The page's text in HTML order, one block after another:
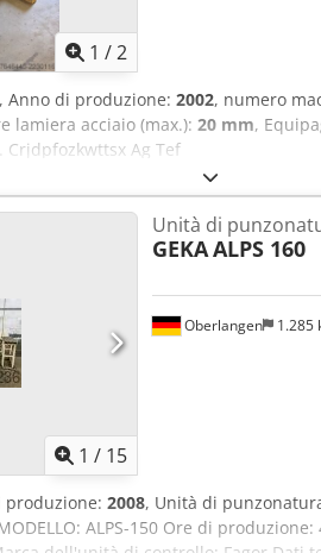
1 /2
, Anno di produzione: 2002, numero
lamiera acciaio (max.): 20 mm,
Crjdpfozkwttsx Ag Tef
1 / 15
Oberlangen 1.285
Unità di
GEKAALPS 160
produzione: 2008, Unità di
ALPS-150 Ore di